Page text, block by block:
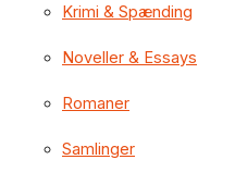
Krimi & Spænding
Noveller & Essays
Romaner
Samlinger